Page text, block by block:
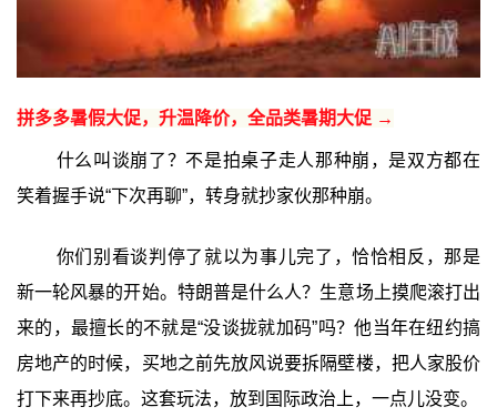
拼多多暑假大促，升温降价，全品类暑期大促 →
什么叫谈崩了？不是拍桌子走人那种崩，是双方都在
笑着握手说“下次再聊”，转身就抄家伙那种崩。
你们别看谈判停了就以为事儿完了，恰恰相反，那是
新一轮风暴的开始。特朗普是什么人？生意场上摸爬滚打出
来的，最擅长的不就是“没谈拢就加码”吗？他当年在纽约搞
房地产的时候，买地之前先放风说要拆隔壁楼，把人家股价
打下来再抄底。这套玩法，放到国际政治上，一点儿没变。